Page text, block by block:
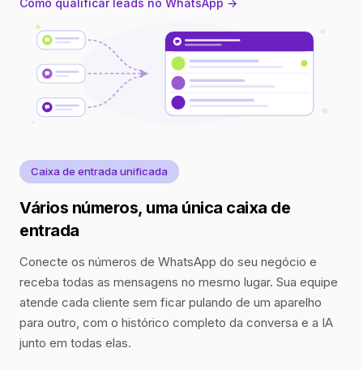
Como qualificar leads no WhatsApp →
Caixa de entrada unificada
Vários números, uma única caixa de
entrada
Conecte os números de WhatsApp do seu negócio e
receba todas as mensagens no mesmo lugar. Sua equipe
atende cada cliente sem ficar pulando de um aparelho
para outro, com o histórico completo da conversa e a IA
junto em todas elas.